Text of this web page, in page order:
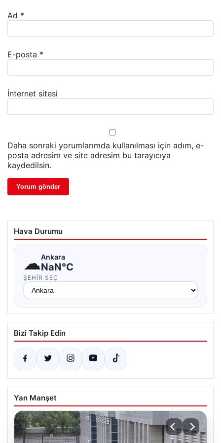
Ad *
E-posta *
İnternet sitesi
Daha sonraki yorumlarımda kullanılması için adım, e-
posta adresim ve site adresim bu tarayıcıya
kaydedilsin.
Hava Durumu
☁Ankara
NaN°C
ŞEHIR SEÇ
Bizi Takip Edin
Yan Manşet